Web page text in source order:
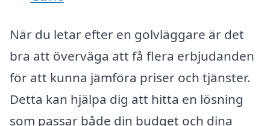
När du letar efter en golvläggare är det
bra att överväga att få flera erbjudanden
för att kunna jämföra priser och tjänster.
Detta kan hjälpa dig att hitta en lösning
som passar både din budget och dina